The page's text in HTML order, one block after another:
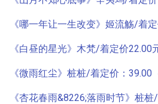
《哪一年让一生改变》姬流觞/着
《白昼的星光》木梵/着定价22.00
《微雨红尘》桩桩/着定价：39.00
《杏花春雨&8226;落雨时节》桩